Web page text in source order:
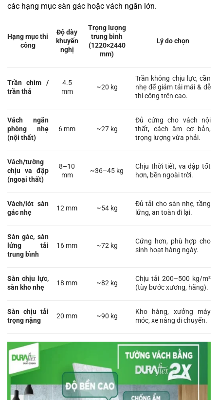
các hạng mục sàn gác hoặc vách ngăn lớn.
Hạng mục thi
công
Độ dày
khuyến
nghị
Trọng lượng
trung bình
(1220×2440
mm)
Lý do chọn
Trần chìm /
trần thả
4.5
mm
~20 kg
Trần không chịu lực, cần
nhẹ để giảm tải mái & dễ
thi công trên cao.
Vách ngăn
phòng nhẹ
(nội thất)
6 mm ~27 kg
Đủ cứng cho vách nội
thất, cách âm cơ bản,
trọng lượng vừa phải.
Vách/tường
chịu va đập
(ngoại thất)
8–10
mm
~36–45 kg
Chịu thời tiết, va đập tốt
hơn, bền ngoài trời.
Vách/lót sàn
gác nhẹ
12 mm ~54 kg
Đủ tải cho sàn nhẹ, tầng
lửng, an toàn đi lại.
Sàn gác, sàn
lửng tải
trung bình
16 mm ~72 kg
Cứng hơn, phù hợp cho
sinh hoạt hàng ngày.
Sàn chịu lực,
sàn kho nhẹ
18 mm ~82 kg
Chịu tải 200–500 kg/m²
(tùy bước xương, hãng).
Sàn chịu tải
trọng nặng
20 mm ~90 kg
Kho hàng, xưởng máy
móc, xe nâng di chuyển.